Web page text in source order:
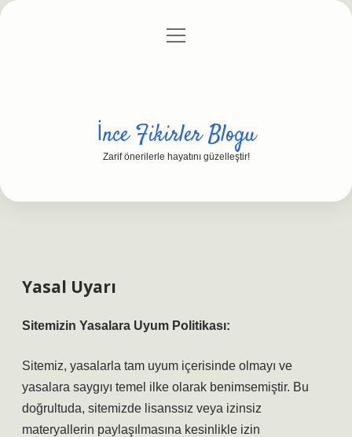
Gizlilik Politikası
menüyü
İnce Fikirler Blogu
Zarif önerilerle hayatını güzelleştir!
Yasal Uyarı
Sitemizin Yasalara Uyum Politikası:
Sitemiz, yasalarla tam uyum içerisinde olmayı ve
yasalara saygıyı temel ilke olarak benimsemiştir. Bu
doğrultuda, sitemizde lisanssız veya izinsiz
materyallerin paylaşılmasına kesinlikle izin